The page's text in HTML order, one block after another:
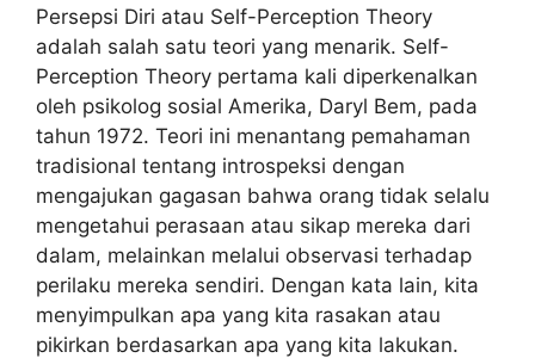
Persepsi Diri atau Self-Perception Theory
adalah salah satu teori yang menarik. Self-
Perception Theory pertama kali diperkenalkan
oleh psikolog sosial Amerika, Daryl Bem, pada
tahun 1972. Teori ini menantang pemahaman
tradisional tentang introspeksi dengan
mengajukan gagasan bahwa orang tidak selalu
mengetahui perasaan atau sikap mereka dari
dalam, melainkan melalui observasi terhadap
perilaku mereka sendiri. Dengan kata lain, kita
menyimpulkan apa yang kita rasakan atau
pikirkan berdasarkan apa yang kita lakukan.